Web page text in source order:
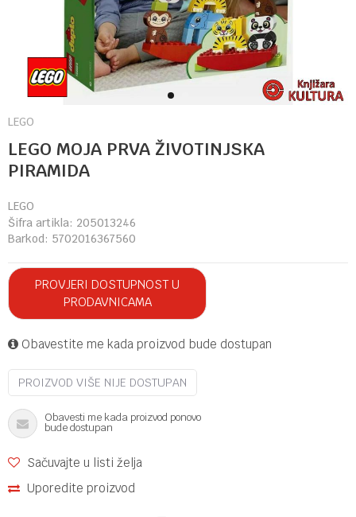
1
LEGO
LEGO MOJA PRVA ŽIVOTINJSKA
PIRAMIDA
LEGO
Šifra artikla: 205013246
Barkod: 5702016367560
PROVJERI DOSTUPNOST U
PRODAVNICAMA
Obavestite me kada proizvod bude dostupan
PROIZVOD VIŠE NIJE DOSTUPAN
Obavesti me kada proizvod ponovo
bude dostupan
Sačuvajte u listi želja
Uporedite proizvod